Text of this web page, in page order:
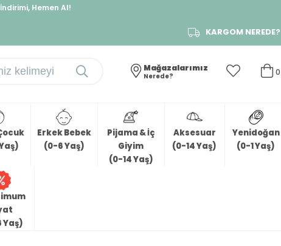
Hemen Al!
KARGOM NEREDE?
0
Mağazalarımız
Nerede?
Erkek Bebek
(0-6 Yaş)
Pijama & İç
Giyim
(0-14 Yaş)
Aksesuar
(0-14 Yaş)
Yenidoğan
(0-1 Yaş)
Yaş)